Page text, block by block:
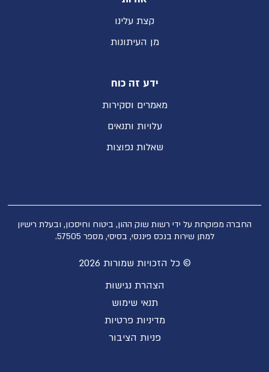
קצת עלינו
מן העיתונות
ידע זה כוח
מאמרים וסקירות
עלויות ותנאים
שאלות נפוצות
החברה מפוקחת על ידי רשות שוק ההון, ביטוח וחיסכון, ובעלת רישיון
למתן שירות בנכס פיננסי, בסיסי, מספר 57505.
© כל הזכויות שמורות 2026
הצהרת נגישות
תנאי שימוש
מדיניות פרטיות
פניות הציבור